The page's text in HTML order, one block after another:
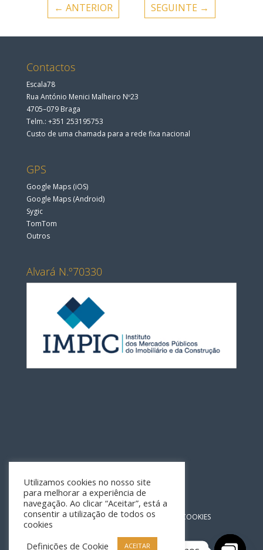
← ANTERIOR SEGUINTE →
Contactos
Escala78
Rua António Menici Malheiro Nº23
4705–079 Braga
Telm.: +351 253195753
Custo de uma chamada para a rede fixa nacional
GPS
Google Maps (iOS)
Google Maps (Android)
Sygic
TomTom
Outros
Alvará N.º70330
POLÍTICA DE PRIVACIDADE POLÍTICA DE COOKIES
Utilizamos cookies no nosso site
para melhorar a experiência de
navegação. Ao clicar “Aceitar”, está a
consentir a utilização de todos os
cookies
Definições de Cookie
ACEITAR